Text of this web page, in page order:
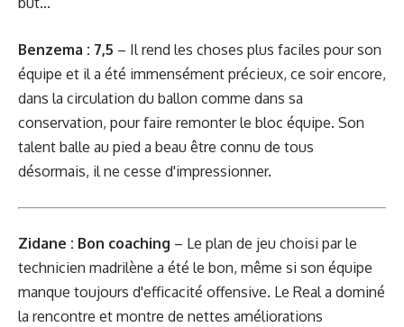
Benzema : 7,5 – Il rend les choses plus faciles pour son
équipe et il a été immensément précieux, ce soir encore,
dans la circulation du ballon comme dans sa
conservation, pour faire remonter le bloc équipe. Son
talent balle au pied a beau être connu de tous
désormais, il ne cesse d'impressionner.
Zidane : Bon coaching – Le plan de jeu choisi par le
technicien madrilène a été le bon, même si son équipe
manque toujours d'efficacité offensive. Le Real a dominé
la rencontre et montre de nettes améliorations